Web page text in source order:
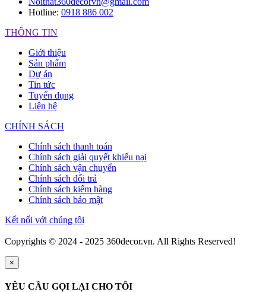
Hotline: 0918 886 002
THÔNG TIN
Giới thiệu
Sản phẩm
Dự án
Tin tức
Tuyển dụng
Liên hệ
CHÍNH SÁCH
Chính sách thanh toán
Chính sách giải quyết khiếu nại
Chính sách vận chuyển
Chính sách đổi trả
Chính sách kiểm hàng
Chính sách bảo mật
Kết nối với chúng tôi
Copyrights © 2024 - 2025 360decor.vn. All Rights Reserved!
×
YÊU CẦU GỌI LẠI CHO TÔI